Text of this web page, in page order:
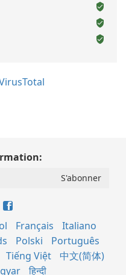
Français
Italiano
Polski
Português
Tiếng Việt
中文(简体)
हिन्दी